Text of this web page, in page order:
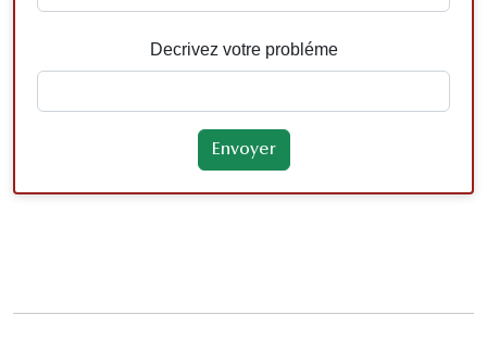
Decrivez votre probléme